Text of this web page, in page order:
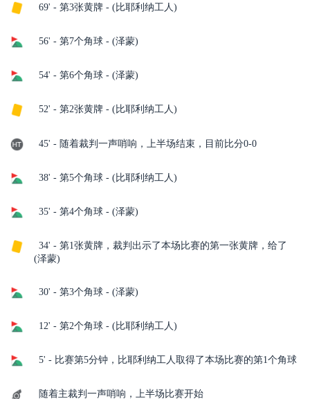
69' - 第3张黄牌 - (比耶利纳工人)
56' - 第7个角球 - (泽蒙)
54' - 第6个角球 - (泽蒙)
52' - 第2张黄牌 - (比耶利纳工人)
45' - 随着裁判一声哨响，上半场结束，目前比分0-0
38' - 第5个角球 - (比耶利纳工人)
35' - 第4个角球 - (泽蒙)
34' - 第1张黄牌，裁判出示了本场比赛的第一张黄牌，给了
(泽蒙)
30' - 第3个角球 - (泽蒙)
12' - 第2个角球 - (比耶利纳工人)
5' - 比赛第5分钟，比耶利纳工人取得了本场比赛的第1个角球
随着主裁判一声哨响，上半场比赛开始